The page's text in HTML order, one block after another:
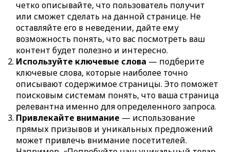
четко описывайте, что пользователь получит
или сможет сделать на данной странице. Не
оставляйте его в неведении, дайте ему
возможность понять, что вас посмотреть ваш
контент будет полезно и интересно.
Используйте ключевые слова — подберите
ключевые слова, которые наиболее точно
описывают содержимое страницы. Это поможет
поисковым системам понять, что ваша страница
релевантна именно для определенного запроса.
Привлекайте внимание — использование
прямых призывов и уникальных предложений
может привлечь внимание посетителей.